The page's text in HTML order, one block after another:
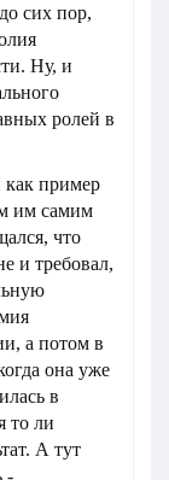
сих пор,
Ну, и
ролей в
пример
им самим
что
и требовал,
а потом в
она уже
в
то ли
А тут
-